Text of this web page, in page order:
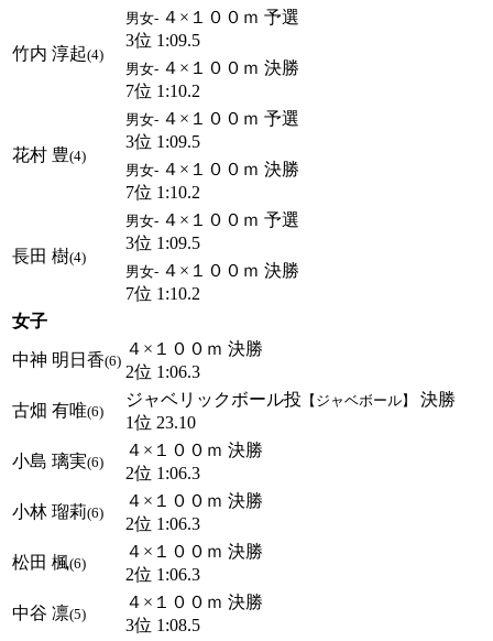
竹内 淳起(4)
男女- ４×１００ｍ 予選
3位 1:09.5
男女- ４×１００ｍ 決勝
7位 1:10.2
花村 豊(4)
男女- ４×１００ｍ 予選
3位 1:09.5
男女- ４×１００ｍ 決勝
7位 1:10.2
長田 樹(4)
男女- ４×１００ｍ 予選
3位 1:09.5
男女- ４×１００ｍ 決勝
7位 1:10.2
女子
中神 明日香(6)
４×１００ｍ 決勝
2位 1:06.3
古畑 有唯(6)
ジャベリックボール投 【ジャベボール】
決勝
1位 23.10
小島 璃実(6)
４×１００ｍ 決勝
2位 1:06.3
小林 瑠莉(6)
４×１００ｍ 決勝
2位 1:06.3
松田 楓(6)
４×１００ｍ 決勝
2位 1:06.3
中谷 凛(5)
４×１００ｍ 決勝
3位 1:08.5